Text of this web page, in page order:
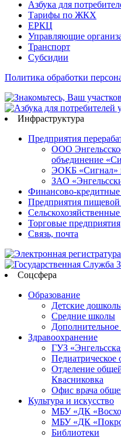
Азбука для
Тарифы по ЖКХ
ЕРКЦ
Управляющие
Транспорт
Субсидии
Политика обработки
Инфраструктура
Предприятия
ООО
объединение
ЭОКБ «Сигнал»
ЗАО
Финансово-
Предприятия
Торговые предприятия
Связь, почта
Соцсфера
Образование
Детские
Средние школы
Дополнительное
Здравоохранение
ГУЗ
Отделение
Квасниковка
Офис врача
Культура и искусство
МБУ «ДК
МБУ «ДК
Библиотеки